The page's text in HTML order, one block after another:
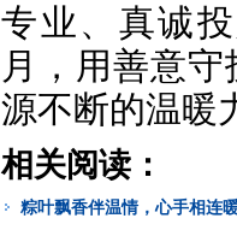
专业、真诚
月，用善意
源不断的温暖
相关阅读：
粽叶飘香伴温情，心手相连